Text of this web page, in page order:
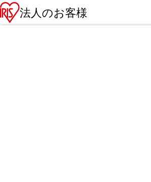
法人のお客様